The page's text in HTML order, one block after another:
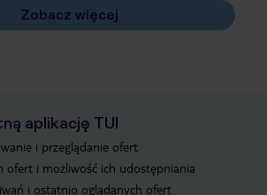
Zobacz więcej
aplikację TUI
i przeglądanie ofert
ofert i możliwość ich udostępniania
i ostatnio oglądanych ofert